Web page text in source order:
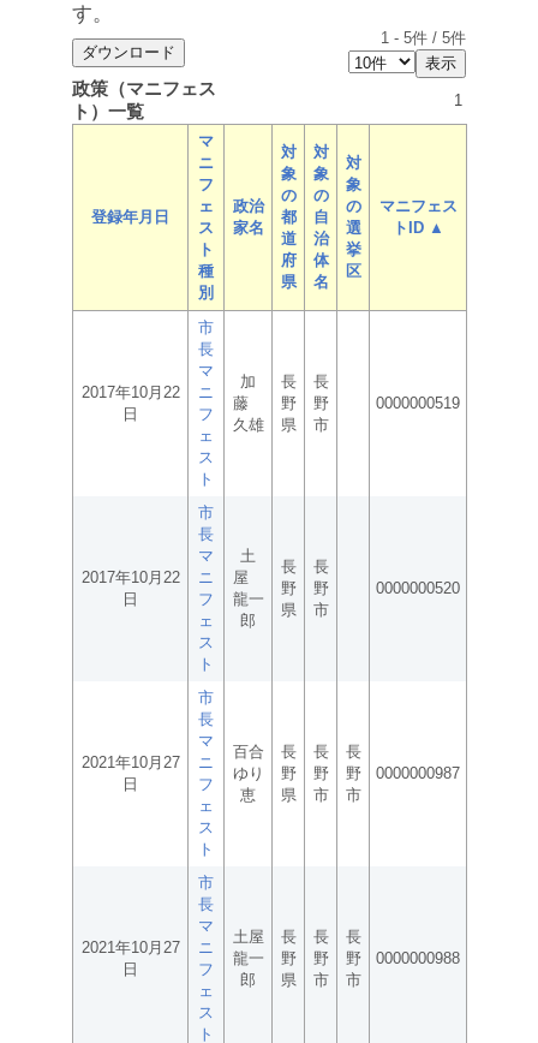
す。
1 - 5件 / 5件
政策（マニフェス
ト）一覧
1
登録年月日
マ
ニ
フ
ェ
ス
ト
種
別
政治
家名
対
象
の
都
道
府
県
対
象
の
自
治
体
名
対
象
の
選
挙
区
マニフェス
トID ▲
2017年10月22
日
市
長
マ
ニ
フ
ェ
ス
ト
加
藤
久雄
長
野
県
長
野
市
0000000519
2017年10月22
日
市
長
マ
ニ
フ
ェ
ス
ト
土
屋
龍一
郎
長
野
県
長
野
市
0000000520
2021年10月27
日
市
長
マ
ニ
フ
ェ
ス
ト
百合
ゆり
恵
長
野
県
長
野
市
長
野
市
0000000987
2021年10月27
日
市
長
マ
ニ
フ
ェ
ス
ト
土屋
龍一
郎
長
野
県
長
野
市
長
野
市
0000000988